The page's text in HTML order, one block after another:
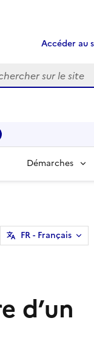
Accéder au
Démarches
FR- Français
d’un